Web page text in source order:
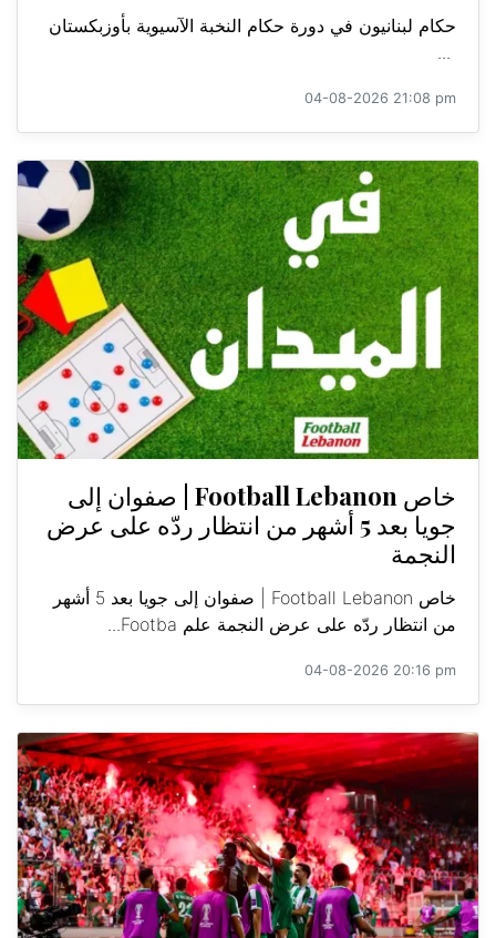
حكام لبنانيون في دورة حكام النخبة الآسيوية بأوزبكستان
...
04-08-2026 21:08 pm
خاص Football Lebanon | صفوان إلى
جويا بعد 5 أشهر من انتظار ردّه على عرض
النجمة
خاص Football Lebanon | صفوان إلى جويا بعد 5 أشهر
من انتظار ردّه على عرض النجمة علم Footba...
04-08-2026 20:16 pm